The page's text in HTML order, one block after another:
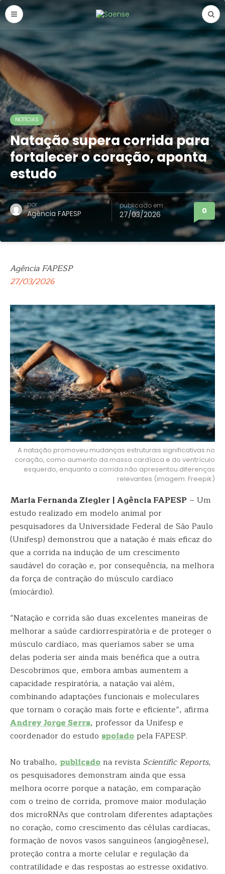
NOTÍCIAS
Natação supera corrida para
fortalecer o coração, aponta
estudo
por
Agência FAPESP
publicado em
27/03/2026 0
Agência FAPESP
27/03/2026
A natação promoveu mudanças estruturais significativas no
coração, como aumento da massa cardíaca e do ventrículo
esquerdo, enquanto a corrida não apresentou diferenças
relevantes (imagem: Freepik)
Maria Fernanda Ziegler | Agência FAPESP – Um
estudo realizado em modelo animal por
pesquisadores da Universidade Federal de São Paulo
(Unifesp) demonstrou que a natação é mais eficaz do
que a corrida na indução de um crescimento
saudável do coração e, por consequência, na melhora
da força de contração do músculo cardíaco
(miocárdio).
“Natação e corrida são duas excelentes maneiras de
melhorar a saúde cardiorrespiratória e de proteger o
músculo cardíaco, mas queríamos saber se uma
delas poderia ser ainda mais benéfica que a outra.
Descobrimos que, embora ambas aumentem a
capacidade respiratória, a natação vai além,
combinando adaptações funcionais e moleculares
que tornam o coração mais forte e eficiente”, afirma
Andrey Jorge Serra, professor da Unifesp e
coordenador do estudo apoiadopela FAPESP.
No trabalho, publicadona revista Scientific Reports,
os pesquisadores demonstram ainda que essa
melhora ocorre porque a natação, em comparação
com o treino de corrida, promove maior modulação
dos microRNAs que controlam diferentes adaptações
no coração, como crescimento das células cardíacas,
formação de novos vasos sanguíneos (angiogênese),
proteção contra a morte celular e regulação da
contratilidade e das respostas ao estresse oxidativo.